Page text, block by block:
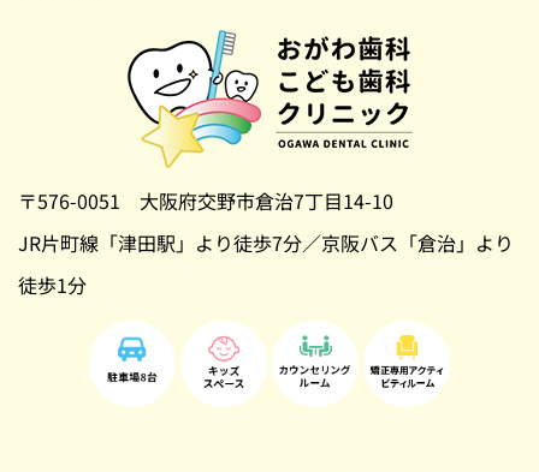
〒576-0051 大阪府交野市倉治7丁目14-10
JR片町線「津田駅」より徒歩7分／京阪バス「倉治」より
徒歩1分